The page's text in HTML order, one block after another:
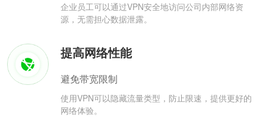
企业员工可以通过VPN安全地访问公司内部网络资
源，无需担心数据泄露。
提高网络性能
避免带宽限制
使用VPN可以隐藏流量类型，防止限速，提供更好的
网络体验。